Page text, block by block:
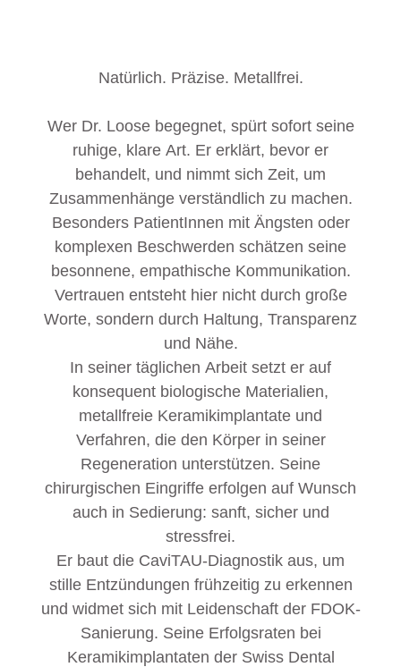
Natürlich. Präzise. Metallfrei.
Wer Dr. Loose begegnet, spürt sofort seine
ruhige, klare Art. Er erklärt, bevor er
behandelt, und nimmt sich Zeit, um
Zusammenhänge verständlich zu machen.
Besonders PatientInnen mit Ängsten oder
komplexen Beschwerden schätzen seine
besonnene, empathische Kommunikation.
Vertrauen entsteht hier nicht durch große
Worte, sondern durch Haltung, Transparenz
und Nähe.
In seiner täglichen Arbeit setzt er auf
konsequent biologische Materialien,
metallfreie Keramikimplantate und
Verfahren, die den Körper in seiner
Regeneration unterstützen. Seine
chirurgischen Eingriffe erfolgen auf Wunsch
auch in Sedierung: sanft, sicher und
stressfrei.
Er baut die CaviTAU-Diagnostik aus, um
stille Entzündungen frühzeitig zu erkennen
und widmet sich mit Leidenschaft der FDOK-
Sanierung. Seine Erfolgsraten bei
Keramikimplantaten der Swiss Dental